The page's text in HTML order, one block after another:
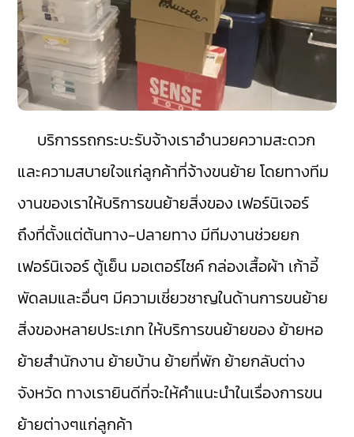
บริการรถกระบะรับจ้างเราอำนวยความสะดวก
และความสบายใจแก่ลูกค้าที่จ้างขนย้าย โดยทางทีม
งานของเราให้บริการขนย้ายสิ่งของ เฟอร์นิเจอร์
ถึงที่ตั้งแต่ต้นทาง-ปลายทาง มีทีมงานช่วยยก
เฟอร์นิเจอร์ ตู้เย็น มอเตอร์ไซค์ กล่องเสื้อผ้า เก้าอี้
พัดลมและอื่นๆ มีความเชี่ยวชาญในด้านการขนย้าย
สิ่งของหลายประเภท ให้บริการขนย้ายของ ย้ายหอ
ย้ายสำนักงาน ย้ายบ้าน ย้ายที่พัก ย้ายกลับต่าง
จังหวัด ทางเรายินดีที่จะให้คำแนะนำในเรื่องการขน
ย้ายต่างๆแก่ลูกค้า